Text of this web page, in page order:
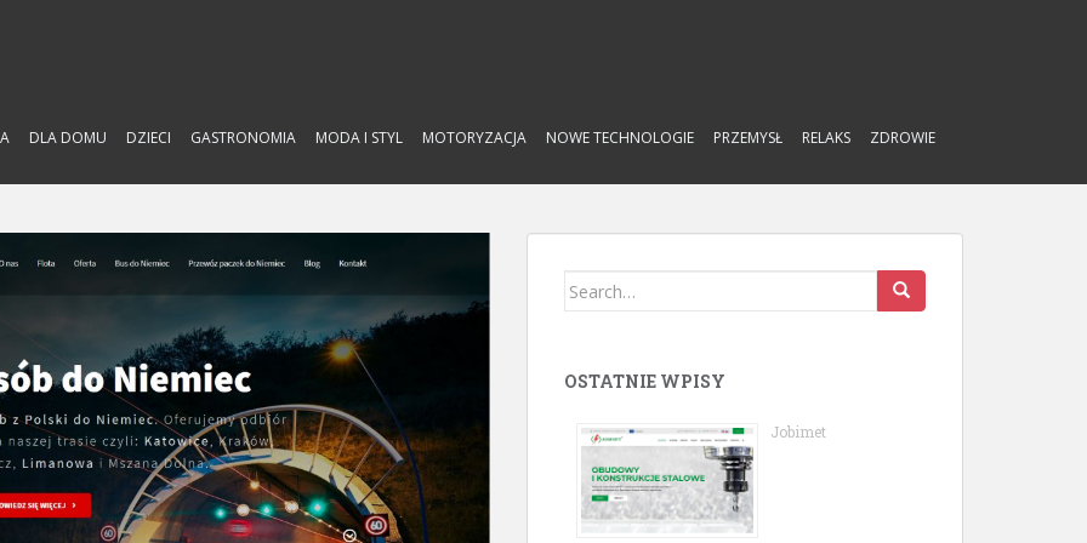
DLA DOMU DZIECI GASTRONOMIA MODA I STYL MOTORYZACJA NOWE TECHNOLOGIE PRZEMYSŁ RELAKS ZDROWIE
Search
OSTATNIE WPISY
Jobimet